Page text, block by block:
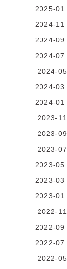
2025-01
2024-11
2024-09
2024-07
2024-05
2024-03
2024-01
2023-11
2023-09
2023-07
2023-05
2023-03
2023-01
2022-11
2022-09
2022-07
2022-05